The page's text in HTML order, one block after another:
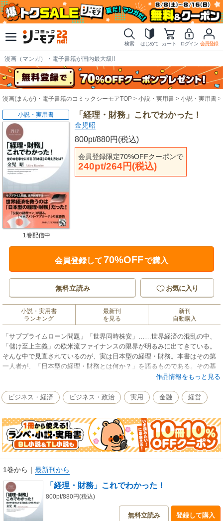
検索 はじめて カート ログイン 会員登録
漫画（マンガ）・電子書籍が国内最大級!!
漫画(まんが)・電子書籍のコミックシーモアTOP 小説・実用書 小説・実用書
「経理・財務」これでわかった！
金児昭
800pt/880円(税込)
会員登録限定70%OFFクーポンで
240pt/264円(税込)
小説・実用書
1巻配信中
会員登録して70%OFFで購入
無料立読み お気に入り
小説・実用書
ランキング
最新刊
を見る
新刊
自動購入
「サブプライムローン問題」「世界同時株安」……世界経済の混乱の中、
「儲け至上主義」の欧米流ファイナンスの限界が明るみに出てきている。
そんな中で見直されているのが、実は日本型の経理・財務。本書はその第
一人者が、「日本型の経理・財務とは何か？」を語るものである。その基
本的な考え方や特徴はもちろん、決算書の読み方や税務などの実務知識も
る。また、最近の経済・金融問題の本質を掴むための情報も満載だ。「日
本型の経理・財務」が、世界経済を救うワクチンになる！
作品情報をもっと見る
ビジネス・経済 ビジネス・政治 実用 金融 経営
1巻から ｜ 最新刊から
「経理・財務」これでわかった！
800pt/880円(税込)
無料立読み 登録して購入